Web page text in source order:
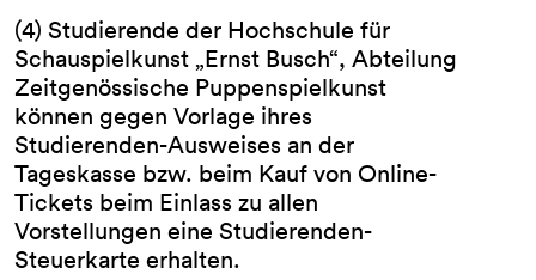
(4) Studierende der Hochschule für
Schauspielkunst „Ernst Busch“, Abteilung
Zeitgenössische Puppenspielkunst
können gegen Vorlage ihres
Studierenden-Ausweises an der
Tageskasse bzw. beim Kauf von Online-
Tickets beim Einlass zu allen
Vorstellungen eine Studierenden-
Steuerkarte erhalten.